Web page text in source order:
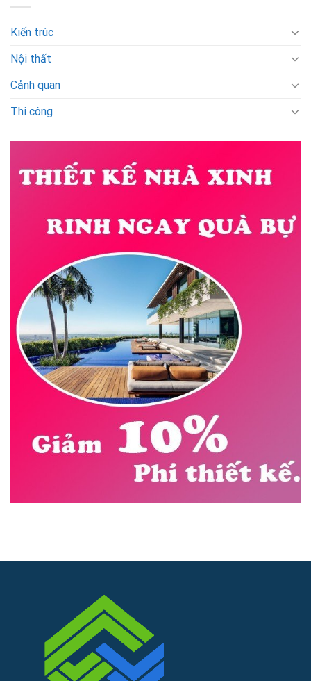
Kiến trúc
Nội thất
Cảnh quan
Thi công